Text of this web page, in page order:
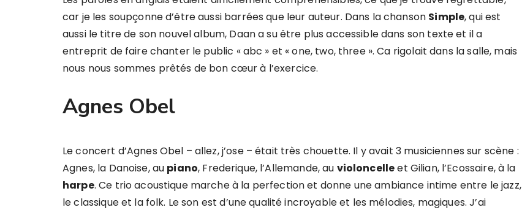
car je les soupçonne d’être aussi barrées que leur auteur. Dans la chanson Simple, qui est
aussi le titre de son nouvel album, Daan a su être plus accessible dans son texte et il a
entreprit de faire chanter le public « abc » et « one, two, three ». Ca rigolait dans la salle, mais
nous nous sommes prêtés de bon cœur à l’exercice.
Agnes Obel
Le concert d’Agnes Obel – allez, j’ose – était très chouette. Il y avait 3 musiciennes sur scène :
Agnes, la Danoise, au piano, Frederique, l’Allemande, au violoncelleet Gilian, l’Ecossaire, à la
harpe. Ce trio acoustique marche à la perfection et donne une ambiance intime entre le jazz,
le classique et la folk. Le son est d’une qualité incroyable et les mélodies, magiques. J’ai